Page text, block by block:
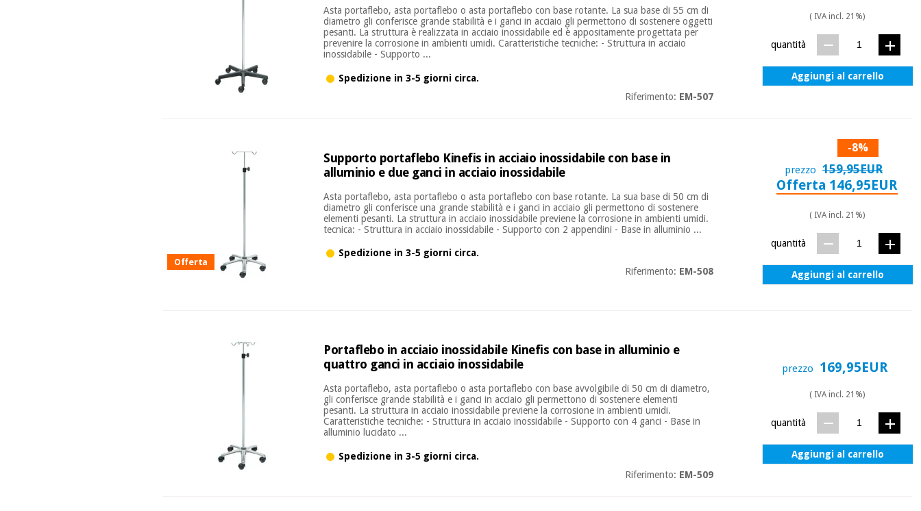
Asta portaflebo, asta portaflebo o asta portaflebo con base rotante. La sua base di 55 cm di
diametro gli conferisce grande stabilità e i ganci in acciaio gli permettono di sostenere oggetti
pesanti. La struttura è realizzata in acciaio inossidabile ed è appositamente progettata per
prevenire la corrosione in ambienti umidi. Caratteristiche tecniche: - Struttura in acciaio
inossidabile - Supporto ...
Spedizione in 3-5 giorni circa.
Riferimento: EM-507
( IVA incl. 21%)
quantità
Aggiungi al carrello
Offerta
Supporto portaflebo Kinefis in acciaio inossidabile con base in
alluminio e due ganci in acciaio inossidabile
Asta portaflebo, asta portaflebo o asta portaflebo con base rotante. La sua base di 50 cm di
diametro gli conferisce una grande stabilità e i ganci in acciaio gli permettono di sostenere
elementi pesanti. La struttura in acciaio inossidabile previene la corrosione in ambienti umidi.
tecnica: - Struttura in acciaio inossidabile - Supporto con 2 appendini - Base in alluminio ...
Spedizione in 3-5 giorni circa.
Riferimento: EM-508
-8%
prezzo 159,95EUR
Offerta 146,95EUR
( IVA incl. 21%)
quantità
Aggiungi al carrello
Portaflebo in acciaio inossidabile Kinefis con base in alluminio e
quattro ganci in acciaio inossidabile
Asta portaflebo, asta portaflebo o asta portaflebo con base avvolgibile di 50 cm di diametro,
gli conferisce grande stabilità e i ganci in acciaio gli permettono di sostenere elementi
pesanti. La struttura in acciaio inossidabile previene la corrosione in ambienti umidi.
Caratteristiche tecniche: - Struttura in acciaio inossidabile - Supporto con 4 ganci - Base in
alluminio lucidato ...
Spedizione in 3-5 giorni circa.
Riferimento: EM-509
prezzo 169,95EUR
( IVA incl. 21%)
quantità
Aggiungi al carrello